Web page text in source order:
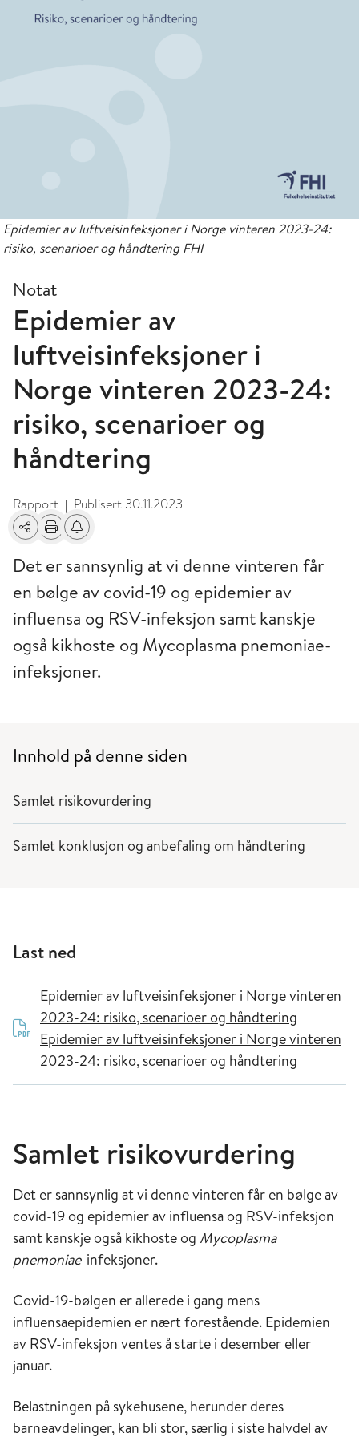
Epidemier av luftveisinfeksjoner i Norge vinteren 2023-24:
risiko, scenarioer og håndtering FHI
Notat
Epidemier av
luftveisinfeksjoner i
Norge vinteren 2023-24:
risiko, scenarioer og
håndtering
Rapport | Publisert 30.11.2023
Del Skriv utFå varsel om endringer
Det er sannsynlig at vi denne vinteren får
en bølge av covid-19 og epidemier av
influensa og RSV-infeksjon samt kanskje
også kikhoste og Mycoplasma pnemoniae-
infeksjoner.
Innhold på denne siden
Samlet risikovurdering
Samlet konklusjon og anbefaling om håndtering
Last ned
Epidemier av luftveisinfeksjoner i Norge vinteren
2023-24: risiko, scenarioer og håndtering
Epidemier av luftveisinfeksjoner i Norge vinteren
2023-24: risiko, scenarioer og håndtering
Samlet risikovurdering
Det er sannsynlig at vi denne vinteren får en bølge av
covid-19 og epidemier av influensa og RSV-infeksjon
samt kanskje også kikhoste og Mycoplasma
pnemoniae-infeksjoner.
Covid-19-bølgen er allerede i gang mens
influensaepidemien er nært forestående. Epidemien
av RSV-infeksjon ventes å starte i desember eller
januar.
Belastningen på sykehusene, herunder deres
barneavdelinger, kan bli stor, særlig i siste halvdel av